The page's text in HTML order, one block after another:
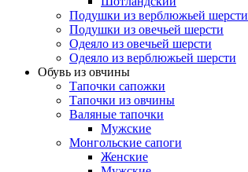
Подушки из верблюжьей шерсти
Подушки из овечьей шерсти
Одеяло из овечьей шерсти
Одеяло из верблюжьей шерсти
Обувь из овчины
Тапочки сапожки
Тапочки из овчины
Валяные тапочки
Мужские
Монгольские сапоги
Женские